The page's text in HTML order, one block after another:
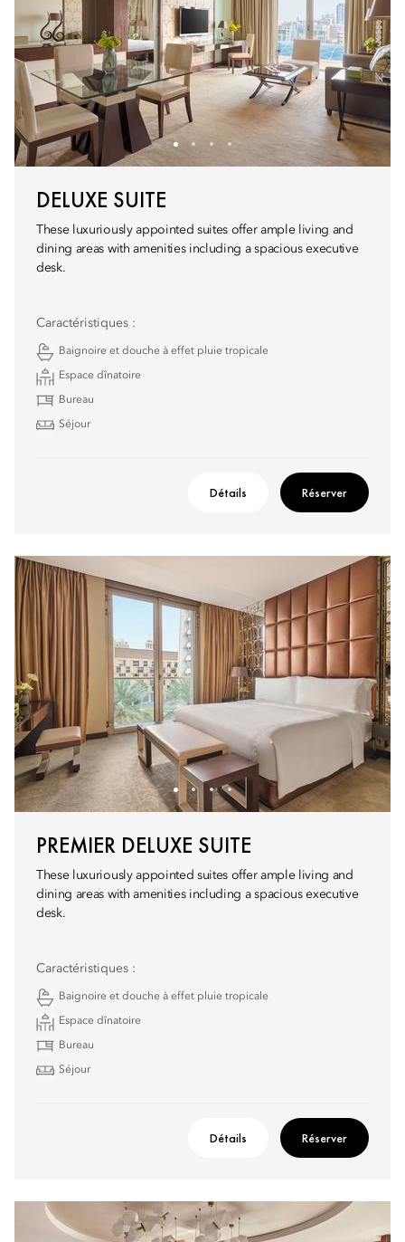
DELUXE SUITE
These luxuriously appointed suites offer ample living and
dining areas with amenities including a spacious executive
desk.
Caractéristiques :
Baignoire et douche à effet pluie tropicale
Espace dînatoire
Bureau
Séjour
Détails Réserver
PREMIER DELUXE SUITE
These luxuriously appointed suites offer ample living and
dining areas with amenities including a spacious executive
desk.
Caractéristiques :
Baignoire et douche à effet pluie tropicale
Espace dînatoire
Bureau
Séjour
Détails Réserver